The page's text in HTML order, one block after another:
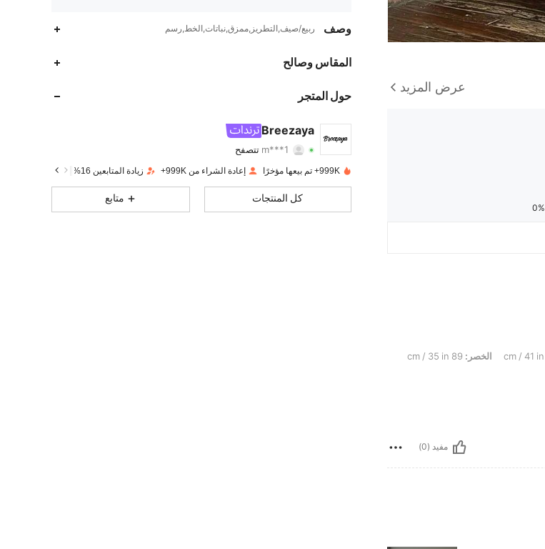
عرض المزيد
0%
الخصر:
مفيد (0)
وصف ربيع/صيف,التطريز,ممزق,نباتات,الخط,رسم
المقاس وصالح
حول المتجر
Breezaya
تتصفح
4.86 تقييم 10Kقطع
4.86
10K
615K
999K+ تم بيعها مؤخرًا إعادة الشراء من 999K+ زيادة المتابعين 16%
كل المنتجات متابع